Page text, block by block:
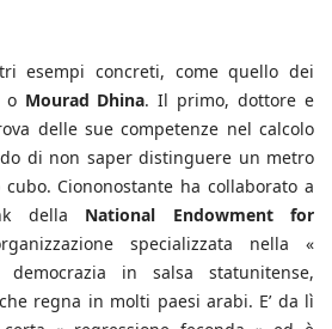
esempi concreti, come quello dei
o Mourad Dhina. Il primo, dottore e
delle sue competenze nel calcolo
di non saper distinguere un metro
Ciononostante ha collaborato a
della National Endowment for
specializzata nella «
in salsa statunitense,
regna in molti paesi arabi. E’ da lì